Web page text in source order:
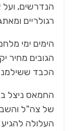
הנדרשים,
רגולריים
הימים ימי
הגובים מחיר
הכבד
החמאס ניצל
של צה"ל
העלולה